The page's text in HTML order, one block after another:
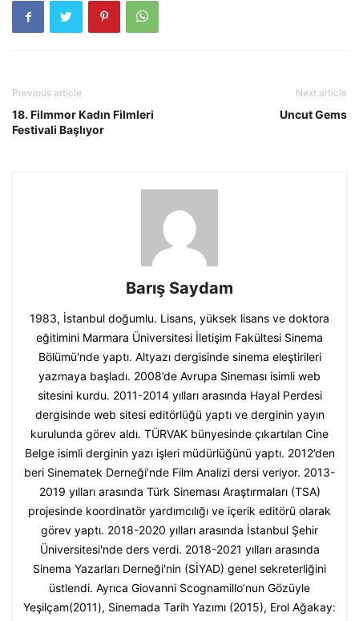
Previous article
18. Filmmor Kadın Filmleri
Festivali Başlıyor
Next article
Uncut Gems
Barış Saydam
1983, İstanbul doğumlu. Lisans, yüksek lisans ve doktora
eğitimini Marmara Üniversitesi İletişim Fakültesi Sinema
Bölümü'nde yaptı. Altyazı dergisinde sinema eleştirileri
yazmaya başladı. 2008’de Avrupa Sineması isimli web
sitesini kurdu. 2011-2014 yılları arasında Hayal Perdesi
dergisinde web sitesi editörlüğü yaptı ve derginin yayın
kurulunda görev aldı. TÜRVAK bünyesinde çıkartılan Cine
Belge isimli derginin yazı işleri müdürlüğünü yaptı. 2012’den
beri Sinematek Derneği’nde Film Analizi dersi veriyor. 2013-
2019 yılları arasında Türk Sineması Araştırmaları (TSA)
projesinde koordinatör yardımcılığı ve içerik editörü olarak
görev yaptı. 2018-2020 yılları arasında İstanbul Şehir
Üniversitesi'nde ders verdi. 2018-2021 yılları arasında
Sinema Yazarları Derneği'nin (SİYAD) genel sekreterliğini
üstlendi. Ayrıca Giovanni Scognamillo’nun Gözüyle
Yeşilçam(2011), Sinemada Tarih Yazımı (2015), Erol Ağakay: